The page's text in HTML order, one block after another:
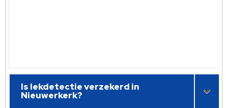
Is lekdetectie verzekerd in
Nieuwerkerk?